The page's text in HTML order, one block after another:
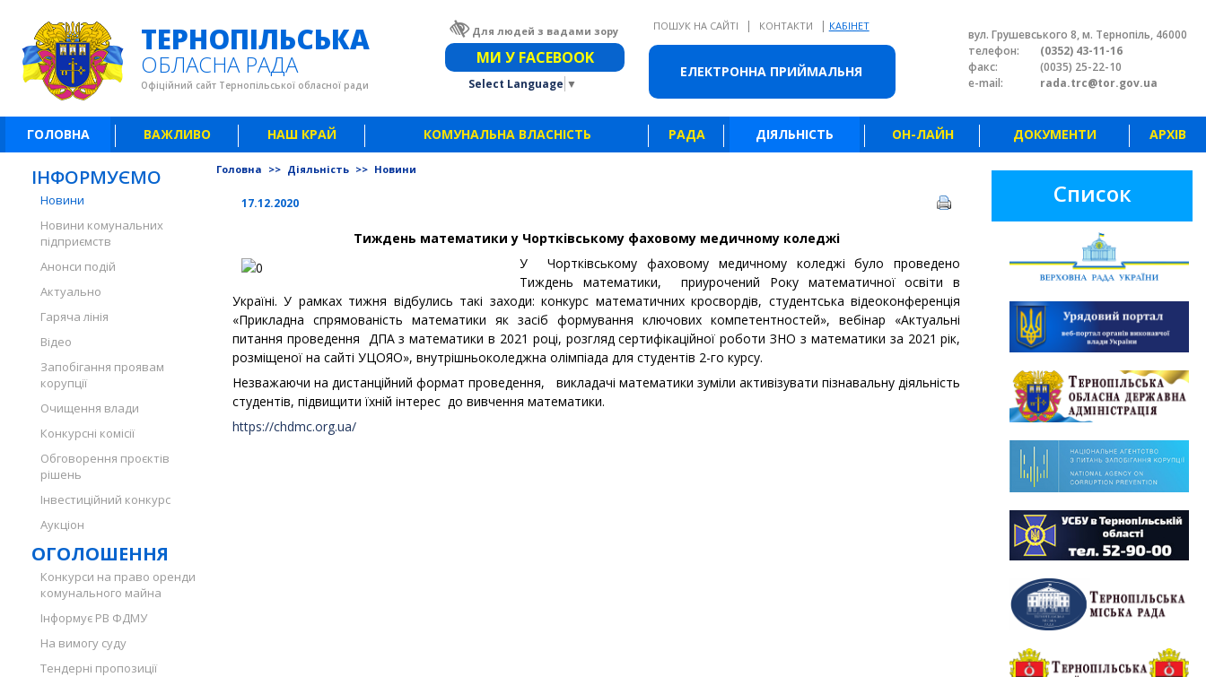
ЕЛЕКТРОННА ПРИЙМАЛЬНЯ
ТЕРНОПІЛЬСЬКА
ОБЛАСНА РАДА
Офіційний сайт Тернопільської обласної ради
Для людей з вадами зору Звичайна версія сайту
МИ У FACEBOOK
Select Language ▼
ПОШУК НА САЙТІ | КОНТАКТИ | КАБІНЕТ
вул. Грушевського 8, м. Тернопіль, 46000
телефон:
(0352) 43-11-16
факс:
(0035) 25-22-10
e-mail:
rada.trc@tor.gov.ua
ГОЛОВНА ВАЖЛИВО НАШ КРАЙ КОМУНАЛЬНА ВЛАСНІСТЬ РАДА ДІЯЛЬНІСТЬ ОН-ЛАЙН ДОКУМЕНТИ АРХІВ
ІНФОРМУЄМО
Новини
Новини комунальних
підприємств
Анонси подій
Актуально
Гаряча лінія
Відео
Запобігання проявам
корупції
Очищення влади
Конкурсні комісії
Обговорення проєктів
рішень
Інвестиційний конкурс
Аукціон
ОГОЛОШЕННЯ
Конкурси на право оренди
комунального майна
Інформує РВ ФДМУ
На вимогу суду
Тендерні пропозиції
Головна >> Діяльність >> Новини
17.12.2020
Тиждень математики у Чортківському фаховому медичному коледжі
У Чортківському фаховому медичному коледжі було проведено
Тиждень математики, приурочений Року математичної освіти в
Україні. У рамках тижня відбулись такі заходи: конкурс математичних кросвордів, студентська відеоконференція
«Прикладна спрямованість математики як засіб формування ключових компетентностей», вебінар «Актуальні
питання проведення ДПА з математики в 2021 році, розгляд сертифікаційної роботи ЗНО з математики за 2021 рік,
розміщеної на сайті УЦОЯО», внутрішньоколеджна олімпіада для студентів 2-го курсу.
Незважаючи на дистанційний формат проведення, викладачі математики зуміли активізувати пізнавальну діяльність
студентів, підвищити їхній інтерес до вивчення математики.
https://chdmc.org.ua/
Список